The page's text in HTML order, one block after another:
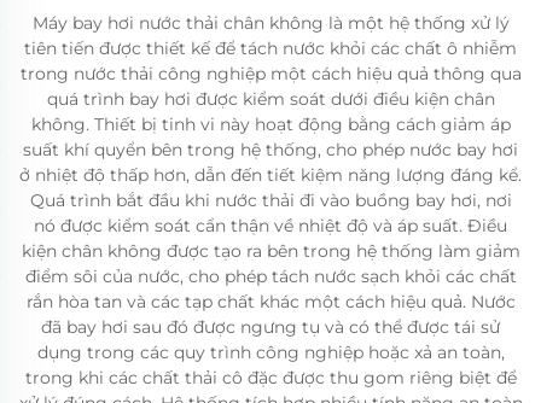
Máy bay hơi nước thải chân không là một hệ thống xử lý
tiên tiến được thiết kế để tách nước khỏi các chất ô nhiễm
trong nước thải công nghiệp một cách hiệu quả thông qua
quá trình bay hơi được kiểm soát dưới điều kiện chân
không. Thiết bị tinh vi này hoạt động bằng cách giảm áp
suất khí quyển bên trong hệ thống, cho phép nước bay hơi
ở nhiệt độ thấp hơn, dẫn đến tiết kiệm năng lượng đáng kể.
Quá trình bắt đầu khi nước thải đi vào buồng bay hơi, nơi
nó được kiểm soát cẩn thận về nhiệt độ và áp suất. Điều
kiện chân không được tạo ra bên trong hệ thống làm giảm
điểm sôi của nước, cho phép tách nước sạch khỏi các chất
rắn hòa tan và các tạp chất khác một cách hiệu quả. Nước
đã bay hơi sau đó được ngưng tụ và có thể được tái sử
dụng trong các quy trình công nghiệp hoặc xả an toàn,
trong khi các chất thải cô đặc được thu gom riêng biệt để